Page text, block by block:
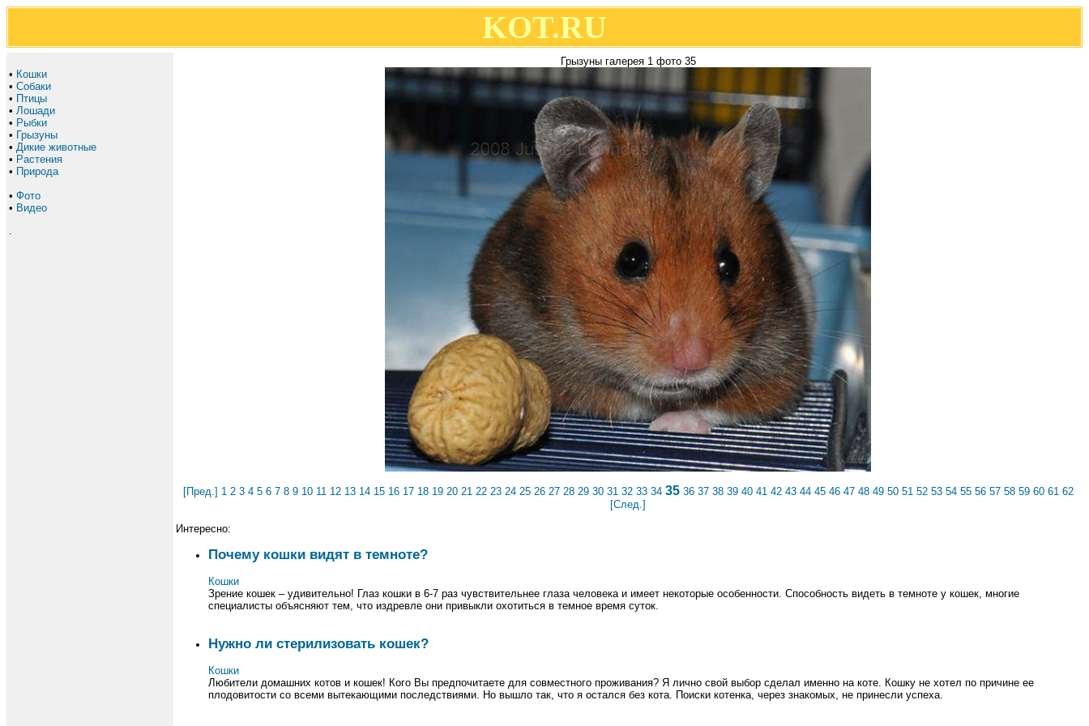
KOT.RU
• Кошки
• Собаки
• Птицы
• Лошади
• Рыбки
• Грызуны
• Дикие животные
• Растения
• Природа
• Фото
• Видео
Грызуны галерея 1 фото 35
[Пред.] 1 2 3 4 5 6 7 8 9 10 11 12 13 14 15 16 17 18 19 20 21 22 23 24 25 26 27 28 29 30 31 32 33 34 35 36 37 38 39 40 41 42 43 44 45 46 47 48 49 50 51 52 53 54 55 56 57 58 59 60 61 62
[След.]
Интересно:
Почему кошки видят в темноте?
Кошки
Зрение кошек – удивительно! Глаз кошки в 6-7 раз чувствительнее глаза человека и имеет некоторые особенности. Способность видеть в темноте у кошек, многие
специалисты объясняют тем, что издревле они привыкли охотиться в темное время суток.
Нужно ли стерилизовать кошек?
Кошки
Любители домашних котов и кошек! Кого Вы предпочитаете для совместного проживания? Я лично свой выбор сделал именно на коте. Кошку не хотел по причине ее
плодовитости со всеми вытекающими последствиями. Но вышло так, что я остался без кота. Поиски котенка, через знакомых, не принесли успеха.